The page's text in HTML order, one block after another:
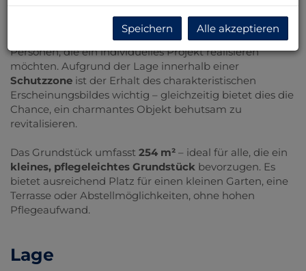
Das Haus befindet sich in einemstark
sanierungsbedürftigen Zustand
und eignet sich
besonders für handwerklich versierte Käufer oder
Personen, die ein individuelles Projekt realisieren
möchten. Aufgrund der Lage innerhalb einer
Schutzzone ist der Erhalt des charakteristischen
Erscheinungsbildes wichtig – gleichzeitig bietet dies die
Chance, ein charmantes Objekt behutsam zu
revitalisieren.
Das Grundstück umfasst 254 m² – ideal für alle, die ein
kleines, pflegeleichtes Grundstück bevorzugen. Es
bietet ausreichend Platz für einen kleinen Garten, eine
Terrasse oder Abstellmöglichkeiten, ohne hohen
Pflegeaufwand.
Lage
Speichern Alle akzeptieren